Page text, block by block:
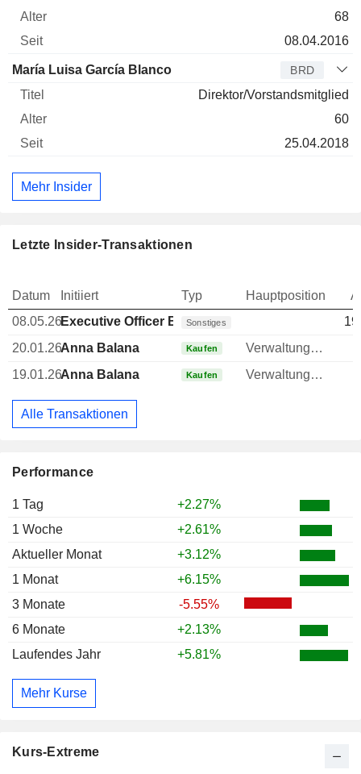
Performance
1 Tag
+2.27%
1 Woche
+2.61%
Aktueller Monat
+3.12%
1 Monat
+6.15%
3 Monate
-5.55%
6 Monate
+2.13%
Laufendes Jahr
+5.81%
Mehr Kurse
Kurs-Extreme
68
08.04.2016
María Luisa García Blanco BRD
Direktor/Vorstandsmitglied
60
25.04.2018
Mehr Insider
Letzte Insider-Transaktionen
Datum Initiiert Typ Hauptposition
08.05.26Executive Officer Brazilian
Sonstiges
20.01.26Anna Balana Kaufen Verwaltungsratsmitglied
19.01.26Anna Balana Kaufen Verwaltungsratsmitglied
Alle Transaktionen